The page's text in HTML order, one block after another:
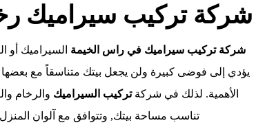
شركة تركيب سيراميك
شركة تركيب سيراميك في راس الخيمة السيراميك أو
يؤدي إلى فوضى كبيرة ولن يجعل بيتك متناسقاً مع بعضها
الأهمية. لذلك في شركة تركيب السيراميك والرخام
تناسب مساحة بيتك, وتتوافق مع آلوان